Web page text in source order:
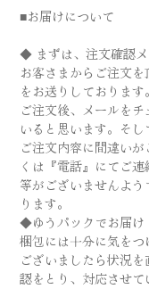
■お届けについて
◆ まずは、注文確認
お客さまからご注文を
をお送りしております。
ご注文後、メールを
いると思います。そ
ご注文内容に間違い
くは『電話』にてご
等がございませんよ
ります。
◆ゆうパックでお届け
梱包には十分に気を
ございましたら状況
認をとり、対応させて